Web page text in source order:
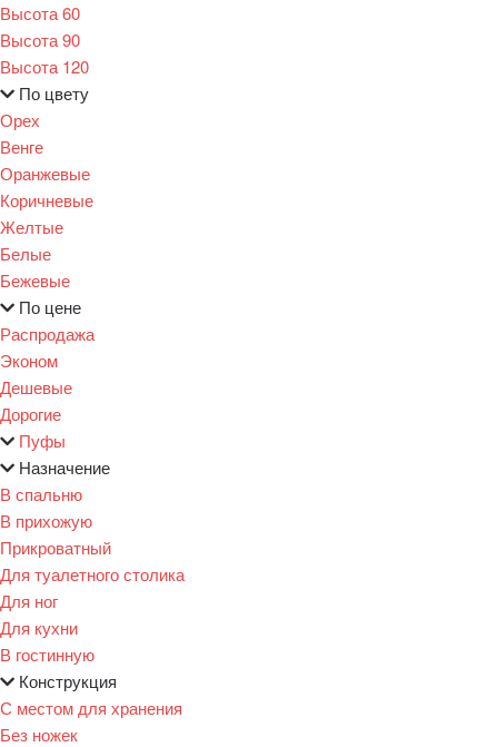
Высота 60
Высота 90
Высота 120
По цвету
Орех
Венге
Оранжевые
Коричневые
Желтые
Белые
Бежевые
По цене
Распродажа
Эконом
Дешевые
Дорогие
Пуфы
Назначение
В спальню
В прихожую
Прикроватный
Для туалетного столика
Для ног
Для кухни
В гостинную
Конструкция
С местом для хранения
Без ножек